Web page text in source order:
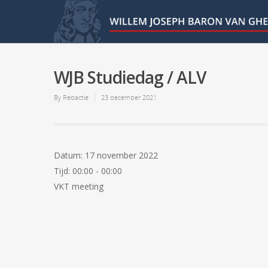
WJB Studiedag / ALV
By Redactie 23 december 2021
Datum: 17 november 2022
Tijd: 00:00 - 00:00
VKT meeting